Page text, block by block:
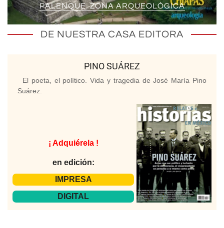
PALENQUE. ZONA ARQUEOLÓGICA
DE NUESTRA CASA EDITORA
PINO SUÁREZ
El poeta, el político. Vida y tragedia de José María Pino
Suárez.
¡ Adquiérela !
en edición:
IMPRESA
DIGITAL